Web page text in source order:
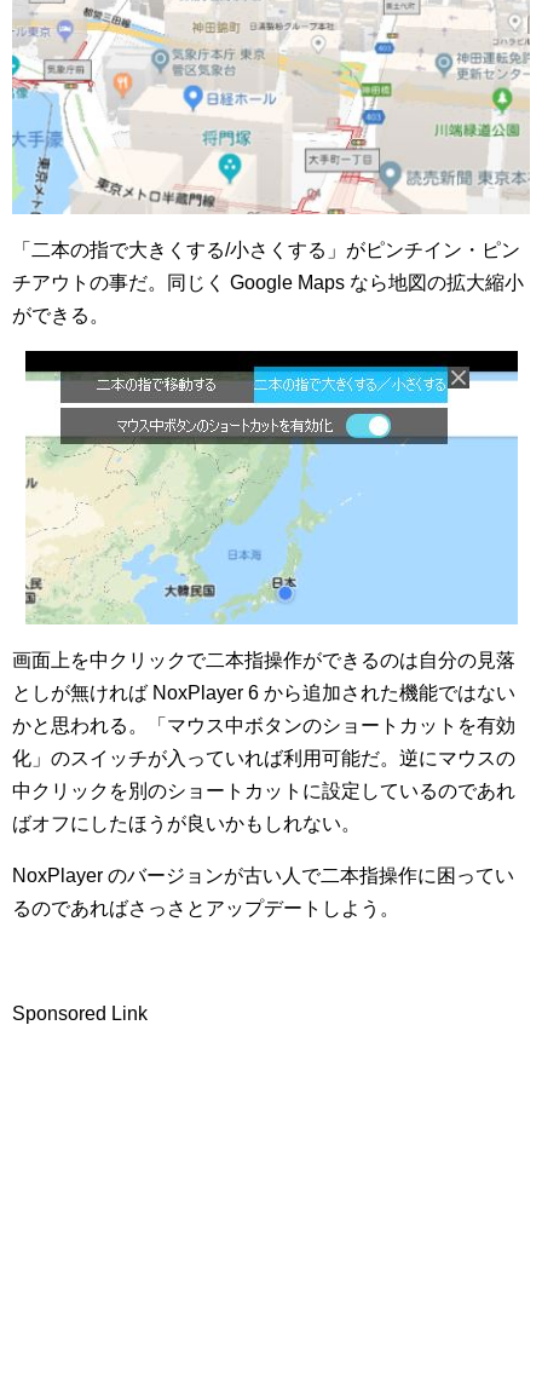
「二本の指で大きくする/小さくする」がピンチイン・ピン
チアウトの事だ。同じく Google Maps なら地図の拡大縮小
ができる。
画面上を中クリックで二本指操作ができるのは自分の見落
としが無ければ NoxPlayer 6 から追加された機能ではない
かと思われる。「マウス中ボタンのショートカットを有効
化」のスイッチが入っていれば利用可能だ。逆にマウスの
中クリックを別のショートカットに設定しているのであれ
ばオフにしたほうが良いかもしれない。
NoxPlayer のバージョンが古い人で二本指操作に困ってい
るのであればさっさとアップデートしよう。
Sponsored Link